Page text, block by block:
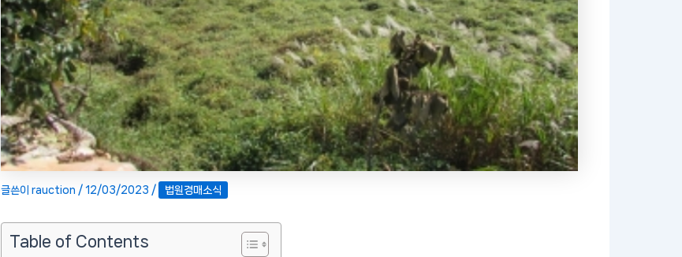
글쓴이 rauction / 12/03/2023 / 법원경매소식
Table of Contents